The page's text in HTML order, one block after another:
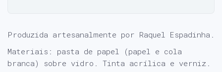
Produzida artesanalmente por Raquel Espadinha.
Materiais: pasta de papel (papel e cola
branca) sobre vidro. Tinta acrílica e verniz.